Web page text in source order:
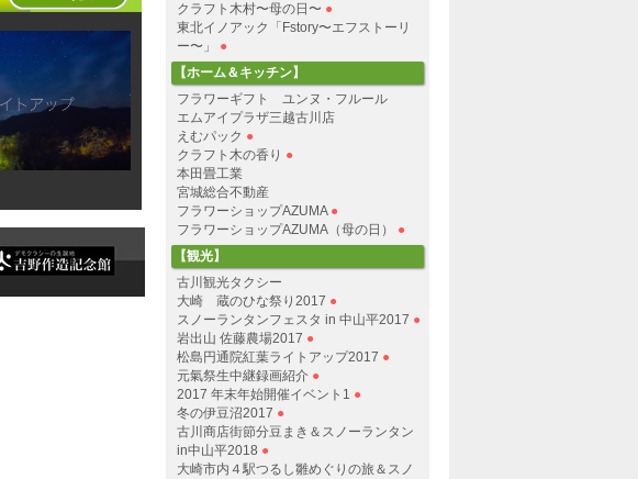
クラフト木村〜母の日〜 ●
東北イノアック「Fstory〜エフストーリ
ー〜」
●
【ホーム＆キッチン】
フラワーギフト ユンヌ・フルール
エムアイプラザ三越古川店
えむパック ●
クラフト木の香り ●
本田畳工業
宮城総合不動産
フラワーショップAZUMA ●
フラワーショップAZUMA（母の日）
●
【観光】
古川観光タクシー
大崎 蔵のひな祭り2017 ●
スノーランタンフェスタ in 中山平2017 ●
岩出山 佐藤農場2017 ●
松島円通院紅葉ライトアップ2017 ●
元氣祭生中継録画紹介 ●
2017 年末年始開催イベント1 ●
冬の伊豆沼2017 ●
古川商店街節分豆まき＆スノーランタン
in中山平2018 ●
大崎市内４駅つるし雛めぐりの旅＆スノ